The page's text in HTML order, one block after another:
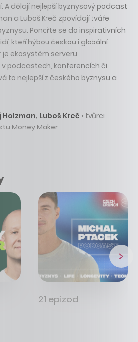
A dělají nejlepší byznysový podcast
a Luboš Kreč zpovídají tváře
Ponořte se do inspirativních
kteří hýbou českou i globální
je ekosystém serveru
v podcastech, konferencích či
to nejlepší z českého byznysu a
Holzman, Luboš Kreč • tvůrci
Money Maker
21 epizod